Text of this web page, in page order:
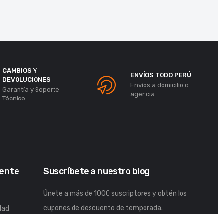
CAMBIOS Y
DEVOLUCIONES
Garantía y Soporte
Técnico
ENVÍOS TODO PERÚ
Envíos a domicilio o
agencia
Suscríbete a nuestro blog
Únete a más de 1000 suscriptores y obtén los
cupones de descuento de temporada.